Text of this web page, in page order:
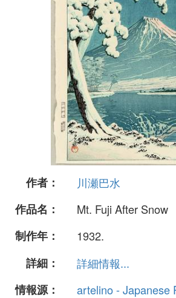
作者：
川瀬巴水
作品名：
Mt. Fuji After Snow
制作年：
1932.
詳細：
詳細情報...
情報源：
artelino - Japanese